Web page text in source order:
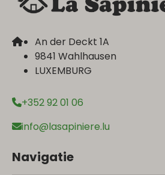
An der Deckt 1A
9841 Wahlhausen
LUXEMBURG
+352 92 01 06
info@lasapiniere.lu
Navigatie